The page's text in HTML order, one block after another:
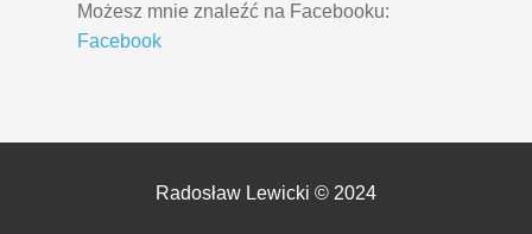
Możesz mnie znaleźć na Facebooku:
Facebook
Radosław Lewicki © 2024